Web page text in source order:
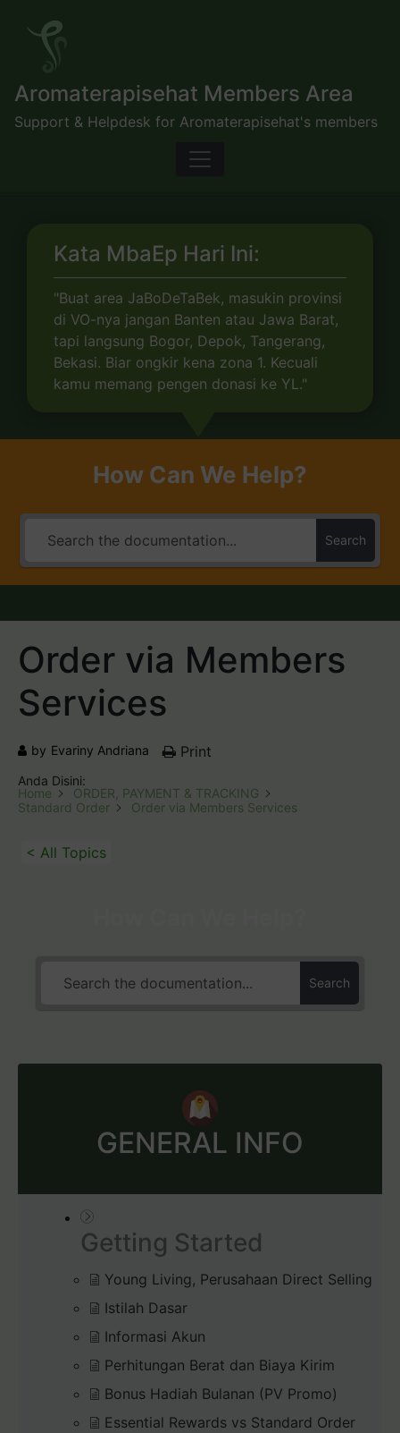
content
Aromaterapisehat Members Area
Support & Helpdesk for Aromaterapisehat's members
Kata MbaEp Hari Ini:
"Buat area JaBoDeTaBek, masukin provinsi
di VO-nya jangan Banten atau Jawa Barat,
tapi langsung Bogor, Depok, Tangerang,
Bekasi. Biar ongkir kena zona 1. Kecuali
kamu memang pengen donasi ke YL."
How Can We Help?
Search
Order via Members
Services
by Evariny Andriana Print
Anda Disini:
Home
ORDER, PAYMENT & TRACKING
Standard Order
Order via Members Services
< All Topics
Search
GENERAL INFO
Getting Started
Young Living, Perusahaan Direct Selling
Istilah Dasar
Informasi Akun
Perhitungan Berat dan Biaya Kirim
Bonus Hadiah Bulanan (PV Promo)
Essential Rewards vs Standard Order